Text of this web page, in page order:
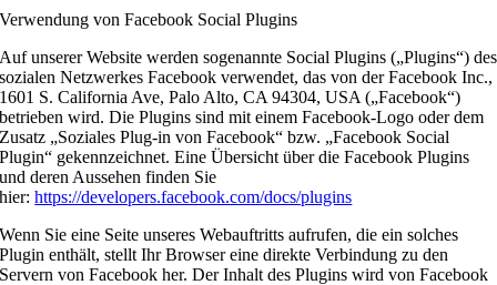
Verwendung von Facebook Social Plugins
Auf unserer Website werden sogenannte Social Plugins („Plugins“) des
sozialen Netzwerkes Facebook verwendet, das von der Facebook Inc.,
1601 S. California Ave, Palo Alto, CA 94304, USA („Facebook“)
betrieben wird. Die Plugins sind mit einem Facebook-Logo oder dem
Zusatz „Soziales Plug-in von Facebook“ bzw. „Facebook Social
Plugin“ gekennzeichnet. Eine Übersicht über die Facebook Plugins
und deren Aussehen finden Sie
hier:https://developers.facebook.com/docs/plugins
Wenn Sie eine Seite unseres Webauftritts aufrufen, die ein solches
Plugin enthält, stellt Ihr Browser eine direkte Verbindung zu den
Servern von Facebook her. Der Inhalt des Plugins wird von Facebook